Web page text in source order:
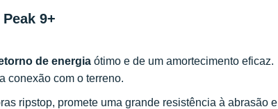
9+
de energia ótimo e de um amortecimento eficaz.
conexão com o terreno.
ripstop, promete uma grande resistência à abrasão e